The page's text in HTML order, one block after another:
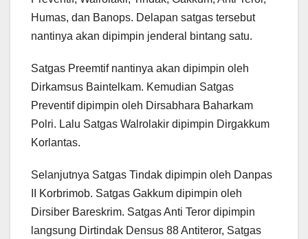
Humas, dan Banops. Delapan satgas tersebut
nantinya akan dipimpin jenderal bintang satu.
Satgas Preemtif nantinya akan dipimpin oleh
Dirkamsus Baintelkam. Kemudian Satgas
Preventif dipimpin oleh Dirsabhara Baharkam
Polri. Lalu Satgas Walrolakir dipimpin Dirgakkum
Korlantas.
Selanjutnya Satgas Tindak dipimpin oleh Danpas
II Korbrimob. Satgas Gakkum dipimpin oleh
Dirsiber Bareskrim. Satgas Anti Teror dipimpin
langsung Dirtindak Densus 88 Antiteror, Satgas